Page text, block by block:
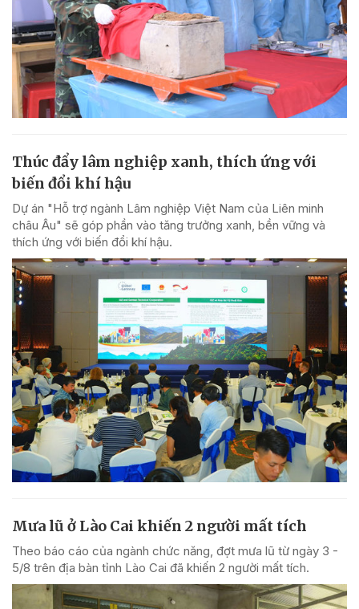
Thúc đẩy lâm nghiệp xanh, thích ứng với
biến đổi khí hậu
Dự án "Hỗ trợ ngành Lâm nghiệp Việt Nam của Liên minh
châu Âu" sẽ góp phần vào tăng trưởng xanh, bền vững và
thích ứng với biến đổi khí hậu.
Mưa lũ ở Lào Cai khiến 2 người mất tích
Theo báo cáo của ngành chức năng, đợt mưa lũ từ ngày 3 -
5/8 trên địa bàn tỉnh Lào Cai đã khiến 2 người mất tích.